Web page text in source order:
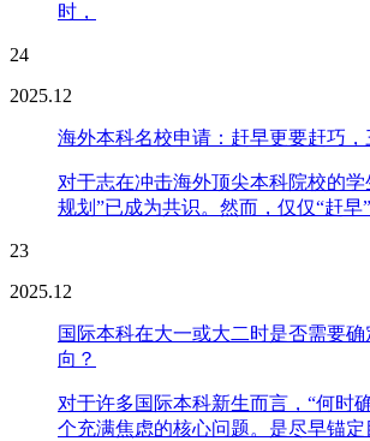
时，
24
2025.12
海外本科名校申请：赶早更要赶巧
对于志在冲击海外顶尖本科院校的
规划”已成为共识。然而，仅仅“赶早
23
2025.12
国际本科在大一或大二时是否需要
向？
对于许多国际本科新生而言，“何时
个充满焦虑的核心问题。是尽早锚